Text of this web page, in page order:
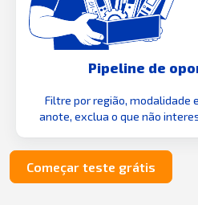
Pipeline de
Filtre por região, modalidade
anote, exclua o que não
Começar teste grátis